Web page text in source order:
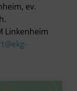
ev.
Linkenheim